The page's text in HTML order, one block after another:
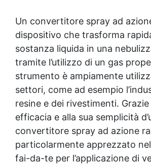
Un convertitore spray ad
dispositivo che trasforma
sostanza liquida in una
tramite l’utilizzo di un gas
strumento è ampiamente
settori, come ad esempio
resine e dei rivestimenti. Grazie
efficacia e alla sua semplicità
convertitore spray ad azione
particolarmente apprezzato
fai-da-te per l’applicazione di